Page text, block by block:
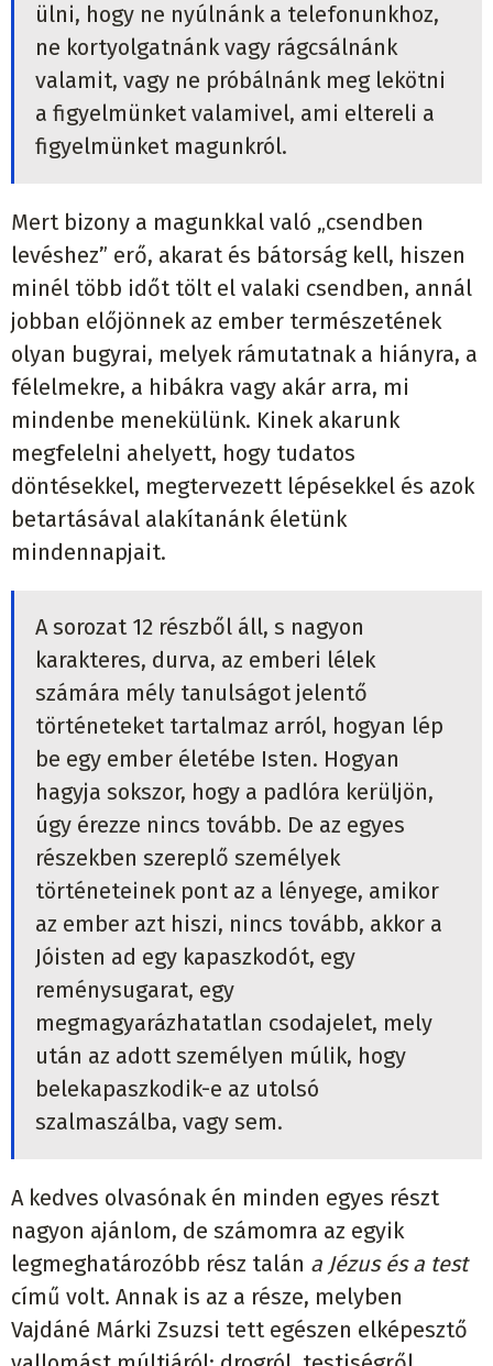
ülni, hogy ne nyúlnánk a telefonunkhoz,
ne kortyolgatnánk vagy rágcsálnánk
valamit, vagy ne próbálnánk meg lekötni
a figyelmünket valamivel, ami eltereli a
figyelmünket magunkról.
Mert bizony a magunkkal való „csendben
levéshez” erő, akarat és bátorság kell, hiszen
minél több időt tölt el valaki csendben, annál
jobban előjönnek az ember természetének
olyan bugyrai, melyek rámutatnak a hiányra, a
félelmekre, a hibákra vagy akár arra, mi
mindenbe menekülünk. Kinek akarunk
megfelelni ahelyett, hogy tudatos
döntésekkel, megtervezett lépésekkel és azok
betartásával alakítanánk életünk
mindennapjait.
A sorozat 12 részből áll, s nagyon
karakteres, durva, az emberi lélek
számára mély tanulságot jelentő
történeteket tartalmaz arról, hogyan lép
be egy ember életébe Isten. Hogyan
hagyja sokszor, hogy a padlóra kerüljön,
úgy érezze nincs tovább. De az egyes
részekben szereplő személyek
történeteinek pont az a lényege, amikor
az ember azt hiszi, nincs tovább, akkor a
Jóisten ad egy kapaszkodót, egy
reménysugarat, egy
megmagyarázhatatlan csodajelet, mely
után az adott személyen múlik, hogy
belekapaszkodik-e az utolsó
szalmaszálba, vagy sem.
A kedves olvasónak én minden egyes részt
nagyon ajánlom, de számomra az egyik
legmeghatározóbb rész talán a Jézus és a test
című volt. Annak is az a része, melyben
Vajdáné Márki Zsuzsi tett egészen elképesztő